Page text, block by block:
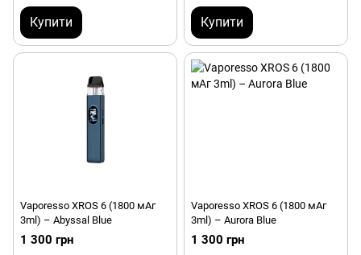
Купити Купити
Vaporesso XROS 6 (1800 мАг
3ml) – Abyssal Blue
1 300 грн
Vaporesso XROS 6 (1800 мАг
3ml) – Aurora Blue
1 300 грн